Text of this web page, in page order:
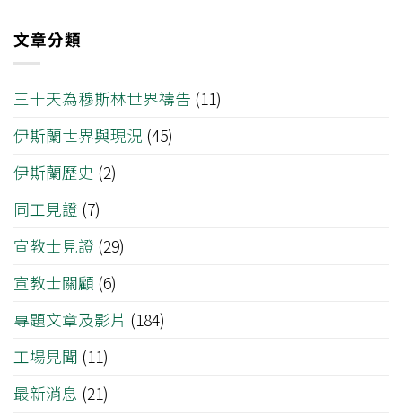
文章分類
三十天為穆斯林世界禱告 (11)
伊斯蘭世界與現況 (45)
伊斯蘭歷史 (2)
同工見證 (7)
宣教士見證 (29)
宣教士關顧 (6)
專題文章及影片 (184)
工場見聞 (11)
最新消息 (21)